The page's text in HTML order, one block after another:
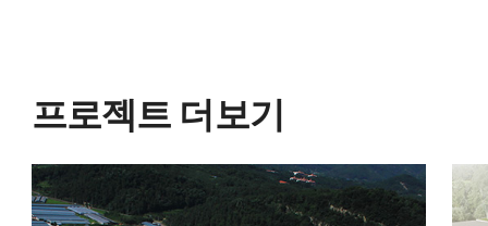
프로젝트 더보기